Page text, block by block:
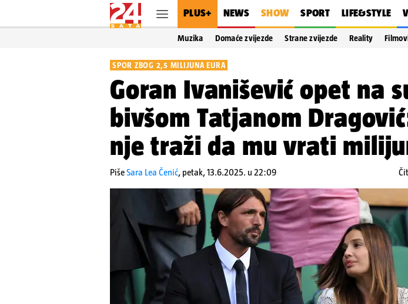
PLUS+ NEWS SHOW SPORT LIFE&STYLE
Muzika Domaće zvijezde Strane zvijezde Reality
SPOR ZBOG 2,5 MILIJUNA EURA
Goran Ivanišević opet na
bivšom Tatjanom
nje traži da mu vrati
PišeSara Lea Čenić, petak, 13.6.2025. u 22:09